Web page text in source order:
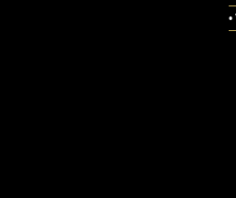
•